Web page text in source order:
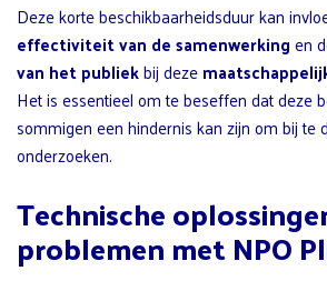
Deze korte beschikbaarheidsduur kan
effectiviteit van de samenwerkingen
van het publiekbij deze
Het is essentieel om te beseffen dat deze
sommigen een hindernis kan zijn om bij te
onderzoeken.
Technische
problemen met NPO